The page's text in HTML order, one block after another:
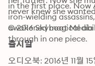
in the first place. Now
iron-wielding
awakened magical
through in one piece.
never knew she
© 2016 Skyboat Media
출시일
오디오북: 2016년 11월 15